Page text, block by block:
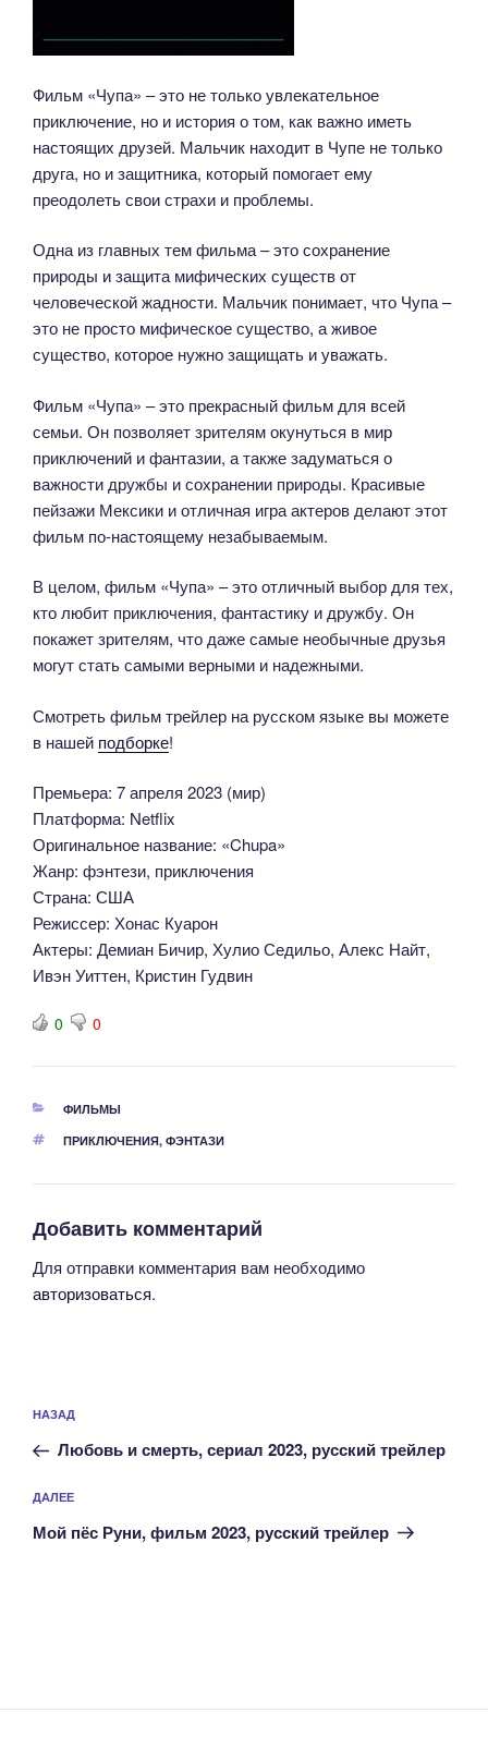
Фильм «Чупа» – это не только увлекательное
приключение, но и история о том, как важно иметь
настоящих друзей. Мальчик находит в Чупе не только
друга, но и защитника, который помогает ему
преодолеть свои страхи и проблемы.
Одна из главных тем фильма – это сохранение
природы и защита мифических существ от
человеческой жадности. Мальчик понимает, что Чупа –
это не просто мифическое существо, а живое
существо, которое нужно защищать и уважать.
Фильм «Чупа» – это прекрасный фильм для всей
семьи. Он позволяет зрителям окунуться в мир
приключений и фантазии, а также задуматься о
важности дружбы и сохранении природы. Красивые
пейзажи Мексики и отличная игра актеров делают этот
фильм по-настоящему незабываемым.
В целом, фильм «Чупа» – это отличный выбор для тех,
кто любит приключения, фантастику и дружбу. Он
покажет зрителям, что даже самые необычные друзья
могут стать самыми верными и надежными.
Смотреть фильм трейлер на русском языке вы можете
в нашей подборке!
Премьера: 7 апреля 2023 (мир)
Платформа: Netflix
Оригинальное название: «Chupa»
Жанр: фэнтези, приключения
Страна: США
Режиссер: Хонас Куарон
Актеры: Демиан Бичир, Хулио Седильо, Алекс Найт,
Ивэн Уиттен, Кристин Гудвин
0 0
РУБРИКИ
ФИЛЬМЫ
МЕТКИ
ПРИКЛЮЧЕНИЯ, ФЭНТАЗИ
Добавить комментарий
Для отправки комментария вам необходимо
авторизоваться.
по
записям
Предыдущая
запись:
НАЗАД
Любовь и смерть, сериал 2023, русский трейлер
Следующая
запись
ДАЛЕЕ
Мой пёс Руни, фильм 2023, русский трейлер